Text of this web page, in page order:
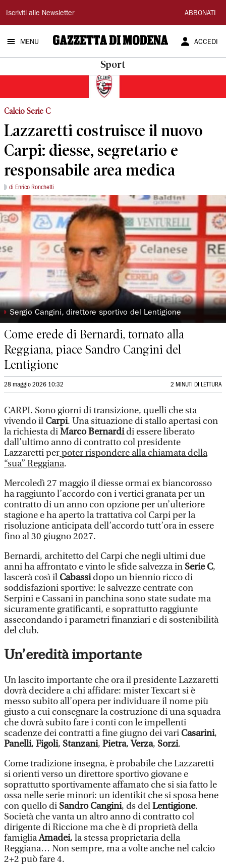
Gazzetta
di
Modena
Iscriviti alle Newsletter ABBONATI
MENU ACCEDI
Sport
Calcio Serie C
Lazzaretti costruisce il nuovo
Carpi: diesse, segretario e
responsabile area medica
di Enrico Ronchetti
◗ Sergio Cangini, direttore sportivo del Lentigione
Come erede di Bernardi, tornato alla
Reggiana, piace Sandro Cangini del
Lentigione
28 maggio 2026 10:32 2 MINUTI DI LETTURA
CARPI. Sono giorni di transizione, quelli che sta
vivendo il Carpi. Una situazione di stallo apertasi con
la richiesta diMarco Bernardidi essere liberato
dall’ultimo anno di contratto col presidente
Lazzaretti perpoter rispondere alla chiamata della
“sua” Reggiana.
Mercoledì 27 maggio il diesse ormai ex biancorosso
ha raggiunto l’accordo con i vertici granata per un
contratto di un anno con opzione per un’ulteriore
stagione e ha aperto la trattativa col Carpi per la
risoluzione anticipata dell’accordo tutt’ora in essere
fino al 30 giugno 2027.
Bernardi, architetto del Carpi che negli ultimi due
anni ha affrontato e vinto le sfide salvezza in Serie C,
lascerà così il Cabassidopo un biennio ricco di
soddisfazioni sportive: le salvezze centrate con
Serpini e Cassani in panchina sono state sudate ma
sicuramente gratificanti, e soprattutto raggiunte
assecondando i parametri finanziari e di sostenibilità
del club.
Un’eredità importante
Un lascito importante che ora il presidente Lazzaretti
dovrà decidere a chi affidare: mister Texcart si è
messo subito all’opera per individuare il nome più
giusto a cui consegnare la costruzione di una squadra
che dovrà subito fare i conti con le impellenti
scadenze dei contratti a fine giugno dei vari Casarini,
Panelli, Figoli, Stanzani, Pietra,Verza, Sorzi.
Come tradizione insegna, è probabile che Lazzaretti
si orienti verso un direttore sportivo giovane e
soprattutto sportivamente affamato che si sia fatto le
ossa nelle serie minori: un identikit che si sposa bene
con quello di Sandro Cangini, ds delLentigione.
Società che vanta un altro anno di contratto col
dirigente di Riccione ma che è di proprietà della
famigliaAmadei, la stessa proprietaria della
Reggiana… Non sempre, ma a volte anche nel calcio
2+2 può fare 4.